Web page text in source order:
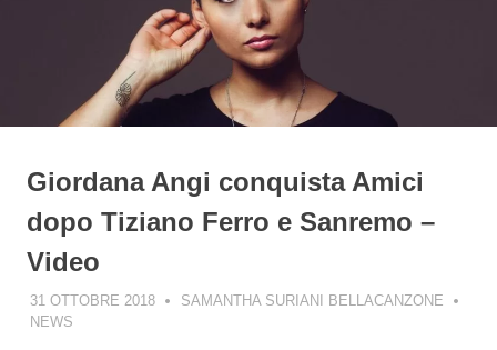
Giordana Angi conquista Amici
dopo Tiziano Ferro e Sanremo –
Video
31 OTTOBRE 2018
SAMANTHA SURIANI BELLACANZONE
NEWS